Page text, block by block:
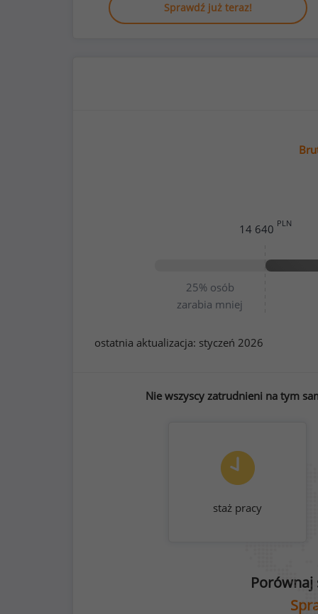
Sprawdź już teraz!
25% osób
zarabia mniej
14 640 PLN
ostatnia aktualizacja: styczeń 2026
Nie wszyscy zatrudnieni na tym
staż pracy